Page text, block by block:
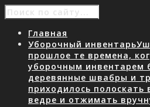
Главная
Уборочный инвентарь
прошлое те времена,
уборочным инвентарем
деревянные швабры и
приходилось
ведре и отжимать